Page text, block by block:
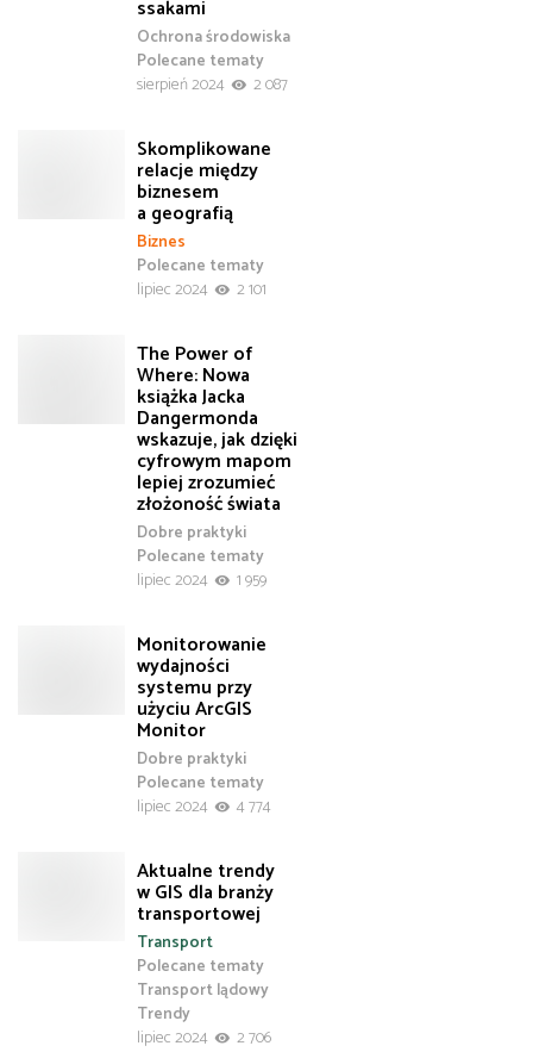
ssakami
Ochrona środowiska
Polecane tematy
sierpień 2024
2 087
Skomplikowane
relacje między
biznesem
a geografią
Biznes
Polecane tematy
lipiec 2024
2 101
The Power of
Where: Nowa
książka Jacka
Dangermonda
wskazuje, jak dzięki
cyfrowym mapom
lepiej zrozumieć
złożoność świata
Dobre praktyki
Polecane tematy
lipiec 2024
1 959
Monitorowanie
wydajności
systemu przy
użyciu ArcGIS
Monitor
Dobre praktyki
Polecane tematy
lipiec 2024
4 774
Aktualne trendy
w GIS dla branży
transportowej
Polecane tematy
Transport
Transport lądowy
Trendy
lipiec 2024
2 706